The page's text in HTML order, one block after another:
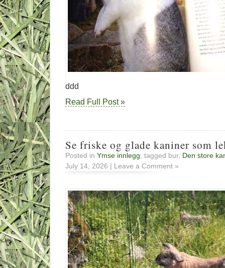
ddd
Read Full Post »
Se friske og glade kaniner som
Posted in Ymse innlegg , tagged bur, Den store
July 14, 2026 | Leave a Comment »